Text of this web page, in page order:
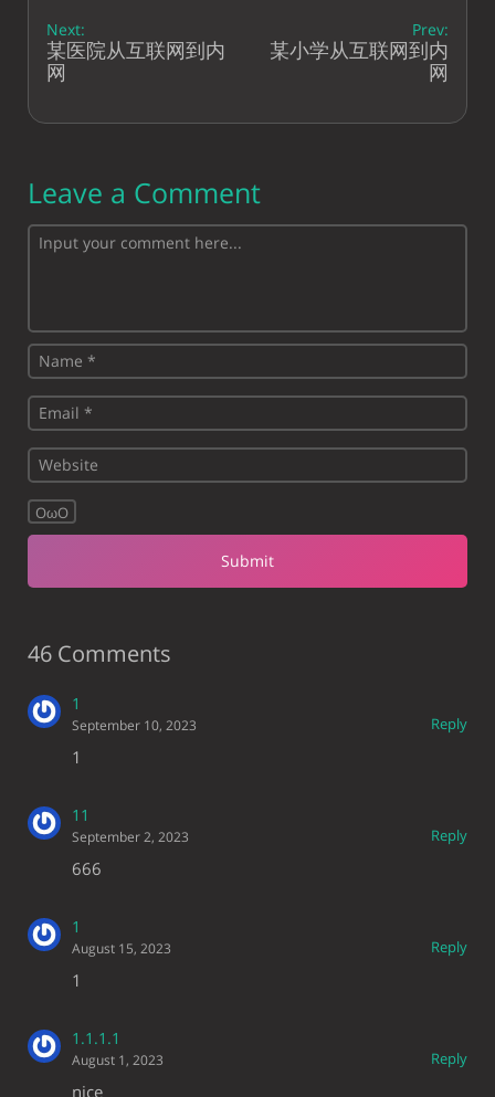
Next:
某医院从互联网到内
网
Prev:
某小学从互联网到内
网
Leave a Comment
OωO
46 Comments
1
Reply
September 10, 2023
1
11
Reply
September 2, 2023
666
1
Reply
August 15, 2023
1
1.1.1.1
Reply
August 1, 2023
nice